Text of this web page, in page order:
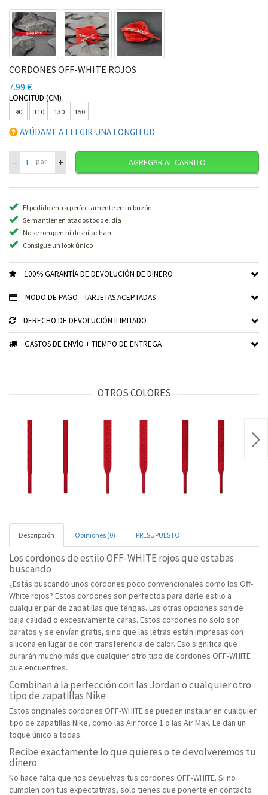
CORDONES OFF-WHITE ROJOS
7.99 €
LONGITUD (CM)
90 110 130 150
AYÚDAME A ELEGIR UNA LONGITUD
– par + AGREGAR AL CARRITO
El pedido entra perfectamente en tu buzón
Se mantienen atados todo el día
No se rompen ni deshilachan
Consigue un look único
100% GARANTÍA DE DEVOLUCIÓN DE DINERO
MODO DE PAGO - TARJETAS ACEPTADAS
DERECHO DE DEVOLUCIÓN ILIMITADO
GASTOS DE ENVÍO + TIEMPO DE ENTREGA
OTROS COLORES
Descripción Opiniones (0) PRESUPUESTO
Los cordones de estilo OFF-WHITE rojos que estabas
buscando
¿Estás buscando unos cordones poco convencionales como los Off-
White rojos? Estos cordones son perfectos para darle estilo a
cualquier par de zapatillas que tengas. Las otras opciones son de
baja calidad o excesivamente caras. Estos cordones no solo son
baratos y se envían gratis, sino que las letras están impresas con
silicona en lugar de con transferencia de calor. Eso significa que
durarán mucho más que cualquier otro tipo de cordones OFF-WHITE
que encuentres.
Combinan a la perfección con las Jordan o cualquier otro
tipo de zapatillas Nike
Estos originales cordones OFF-WHITE se pueden instalar en cualquier
tipo de zapatillas Nike, como las Air force 1 o las Air Max. Le dan un
toque único a todas.
Recibe exactamente lo que quieres o te devolveremos tu
dinero
No hace falta que nos devuelvas tus cordones OFF-WHITE. Si no
cumplen con tus expectativas, solo tienes que ponerte en contacto